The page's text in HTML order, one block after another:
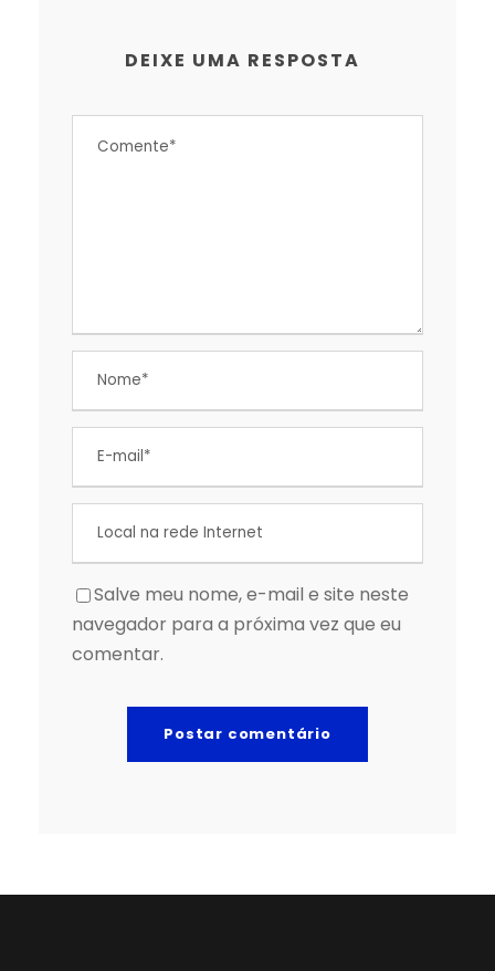
DEIXE UMA RESPOSTA
Salve meu nome, e-mail e site neste
navegador para a próxima vez que eu
comentar.